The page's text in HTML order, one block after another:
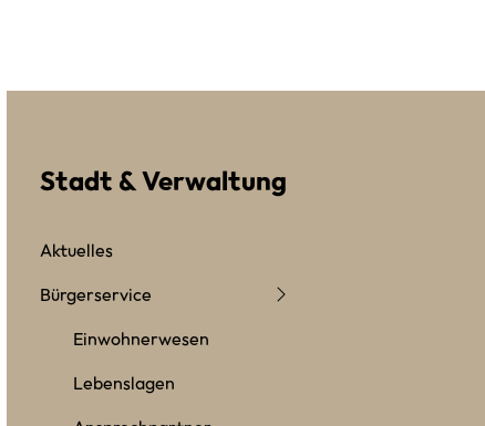
Stadt & Verwaltung
Aktuelles
Bürgerservice
Einwohnerwesen
Lebenslagen